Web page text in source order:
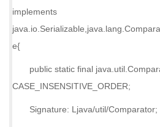
implements
e{
public static final
CASE_INSENSITIVE_ORDER;
Signature: Ljava/util/Comparator;